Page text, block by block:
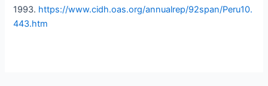
1993. https://www.cidh.oas.org/annualrep/92span/Peru10.
443.htm